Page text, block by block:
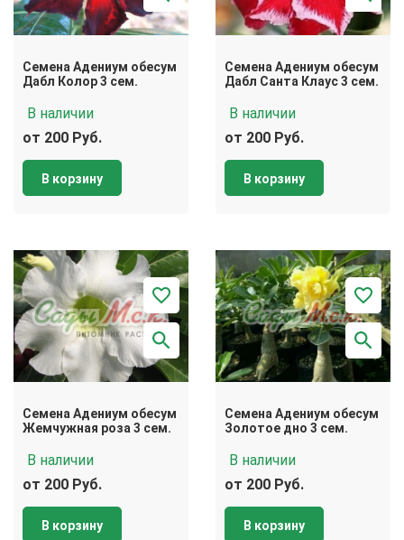
Семена Адениум обесум
Дабл Колор 3 сем.
В наличии
от 200 Руб.
В корзину
Семена Адениум обесум
Дабл Санта Клаус 3 сем.
В наличии
от 200 Руб.
В корзину
Семена Адениум обесум
Жемчужная роза 3 сем.
В наличии
от 200 Руб.
В корзину
Семена Адениум обесум
Золотое дно 3 сем.
В наличии
от 200 Руб.
В корзину